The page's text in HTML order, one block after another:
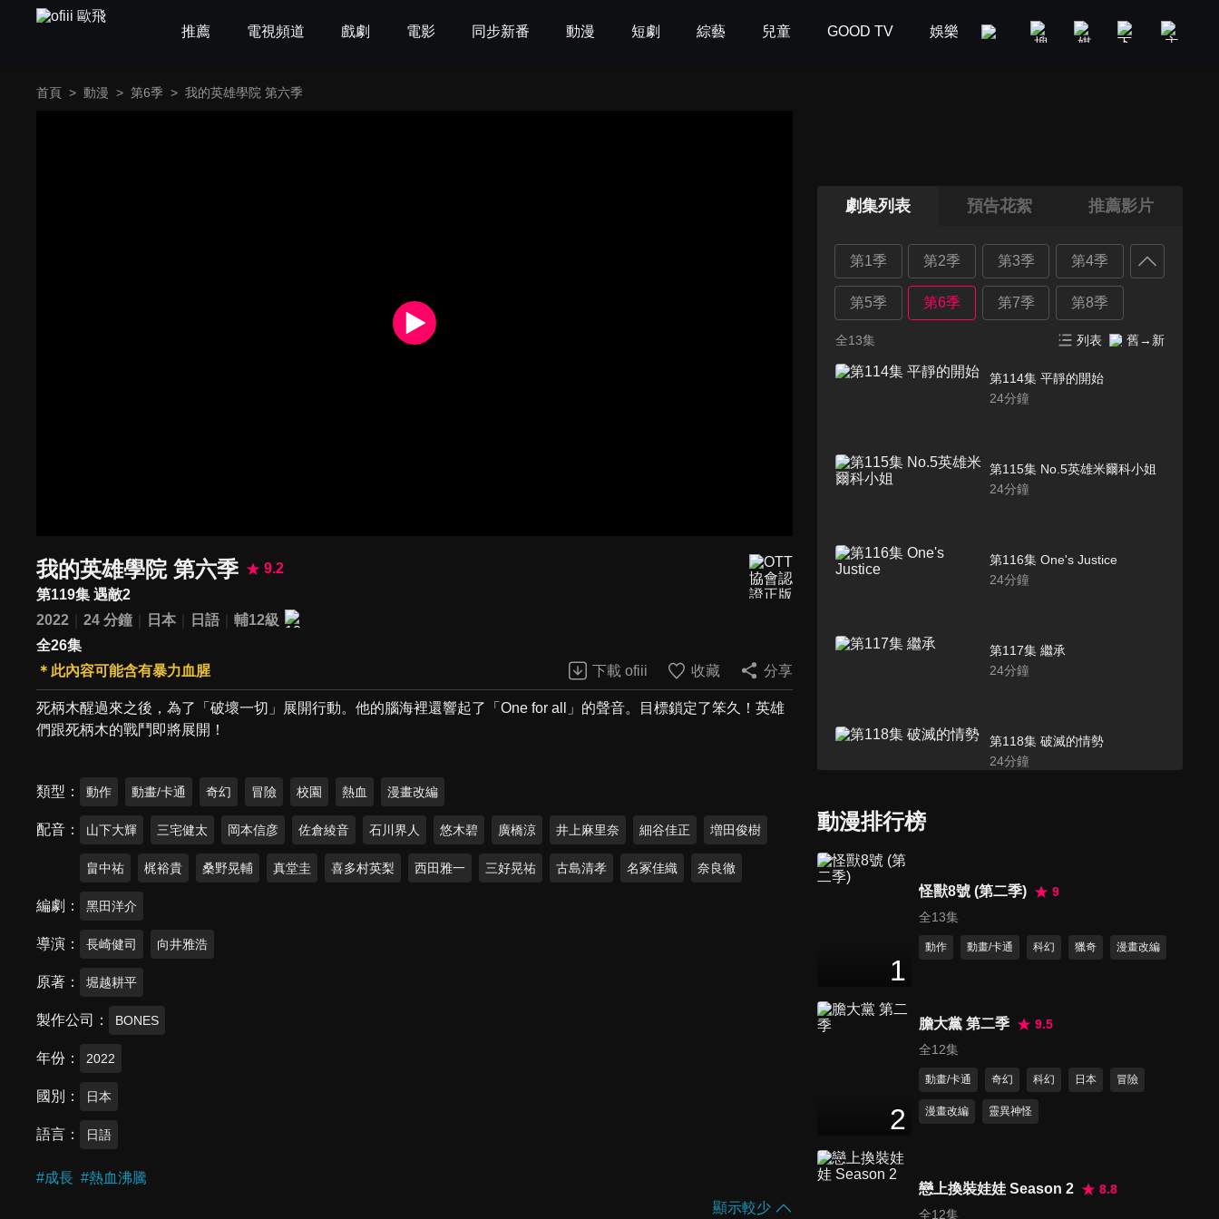
推薦 電視頻道 戲劇 電影 同步新番 動漫 短劇 綜藝 兒童 GOOD TV 娛樂 美食旅遊 新聞政論
首頁 > 動漫 > 第6季 > 我的英雄學院 第六季
我的英雄學院 第六季
9.2
第119集 遇敵2
2022
24 分鐘 日本 日語
輔12級
全26集
＊此內容可能含有暴力血腥
下載 ofiii 收藏 分享
死柄木醒過來之後，為了「破壞一切」展開行動。他的腦海裡還響起了「One for all」的聲音。目標鎖定了笨久！英雄
們跟死柄木的戰鬥即將展開！
類型 動作 動畫/卡通 奇幻 冒險 校園 熱血 漫畫改編
配音 山下大輝 三宅健太 岡本信彦 佐倉綾音 石川界人 悠木碧 廣橋涼 井上麻里奈 細谷佳正 増田俊樹
畠中祐 梶裕貴 桑野晃輔 真堂圭 喜多村英梨 西田雅一 三好晃祐 古島清孝 名冢佳織 奈良徹
編劇 黑田洋介
導演 長崎健司 向井雅浩
原著 堀越耕平
製作公司 BONES
年份 2022
國別 日本
語言 日語
#成長 #熱血沸騰
顯示較少
劇集列表 預告花絮 推薦影片
第1季 第2季 第3季 第4季
第5季 第6季 第7季 第8季
全13集 列表 舊→新
第114集 平靜的開始
24分鐘
第115集 No.5英雄米爾科小姐
24分鐘
第116集 One's Justice
24分鐘
第117集 繼承
24分鐘
第118集 破滅的情勢
24分鐘
24分鐘
第121集 敵人聯軍VS雄英學生
24 分鐘
第122集 爆豪勝己：崛起
第123集 我們心中的人
動漫排行榜
1
怪獸8號 (第二季)
9
全13集
動作 動畫/卡通 科幻 獵奇 漫畫改編
2
膽大黨 第二季
9.5
全12集
動畫/卡通 奇幻 科幻 日本 冒險
漫畫改編 靈異神怪
戀上換裝娃娃 Season 2
8.8
全12集